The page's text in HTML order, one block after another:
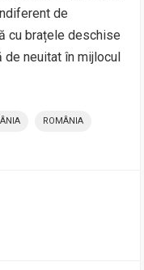
de
cu brațele deschise
neuitat în mijlocul
ROMÂNIA